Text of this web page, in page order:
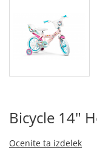
Bicycle 14"
Ocenite ta izdelek